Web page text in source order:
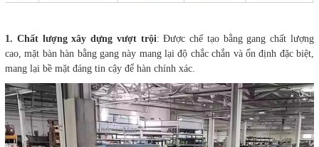
1. Chất lượng xây dựng vượt trội: Được chế tạo bằng gang chất lượng
cao, mặt bàn hàn bằng gang này mang lại độ chắc chắn và ổn định đặc biệt,
mang lại bề mặt đáng tin cậy để hàn chính xác.